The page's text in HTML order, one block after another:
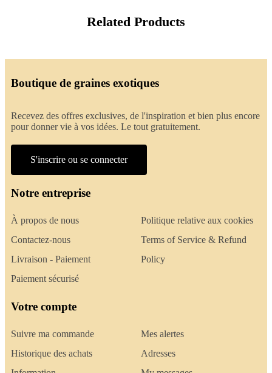
Related Products
Boutique de graines exotiques
Recevez des offres exclusives, de l'inspiration et bien plus encore
pour donner vie à vos idées. Le tout gratuitement.
S'inscrire ou se connecter
Notre entreprise
À propos de nous
Contactez-nous
Livraison - Paiement
Paiement sécurisé
Politique relative aux cookies
Terms of Service & Refund
Policy
Votre compte
Suivre ma commande
Historique des achats
Mes alertes
Adresses